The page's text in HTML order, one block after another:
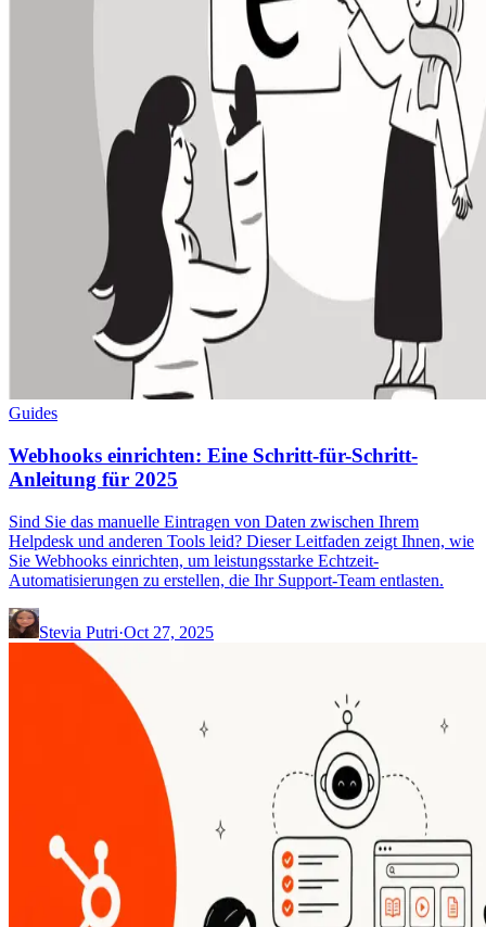
Guides
Webhooks einrichten: Eine Schritt-für-Schritt-
Anleitung für 2025
Sind Sie das manuelle Eintragen von Daten zwischen Ihrem
Helpdesk und anderen Tools leid? Dieser Leitfaden zeigt Ihnen, wie
Sie Webhooks einrichten, um leistungsstarke Echtzeit-
Automatisierungen zu erstellen, die Ihr Support-Team entlasten.
Stevia Putri·Oct 27, 2025